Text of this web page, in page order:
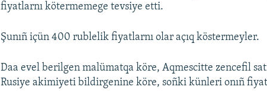
fiyatlarnı kötermemege tevsiye etti.
Şunıñ içün 400 rublelik fiyatlarnı olar açıq köstermeyler.
Daa evel berilgen malümatqa köre, Aqmescitte zencefil
Rusiye akimiyeti bildirgenine köre, soñki künleri onıñ